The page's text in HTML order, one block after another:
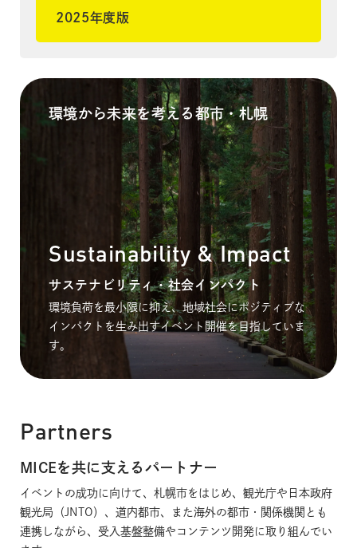
2025年度版
環境から未来を考える都市・札幌
Sustainability & Impact
サステナビリティ・社会インパクト
環境負荷を最小限に抑え、地域社会にポジティブな
インパクトを生み出すイベント開催を目指していま
す。
Partners
MICEを共に支えるパートナー
イベントの成功に向けて、札幌市をはじめ、観光庁や日本政府
観光局（JNTO）、道内都市、また海外の都市・関係機関とも
連携しながら、受入基盤整備やコンテンツ開発に取り組んでい